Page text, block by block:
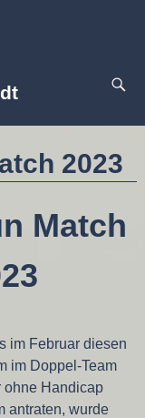
2023
Match
im Februar diesen
im Doppel-Team
ohne Handicap
antraten, wurde